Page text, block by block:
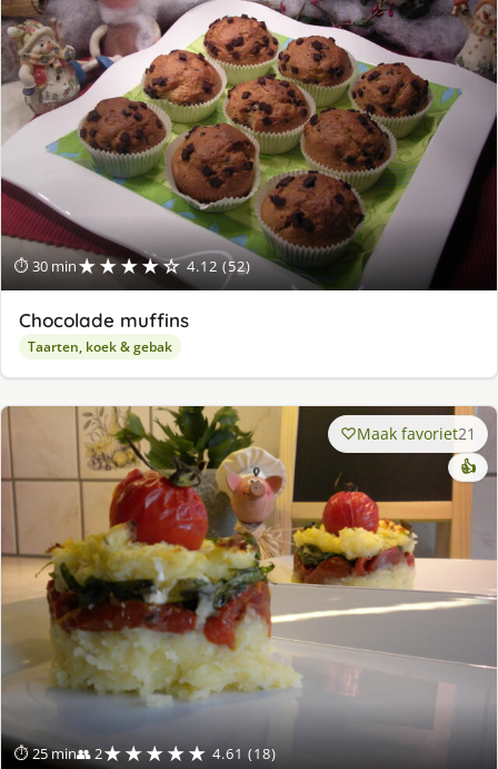
⏱ 30 min★★★★☆ 4.12 (52)
Chocolade muffins
Taarten, koek & gebak
⏱ 25 min👥 2★★★★★ 4.61 (18)
Maak favoriet21
👍